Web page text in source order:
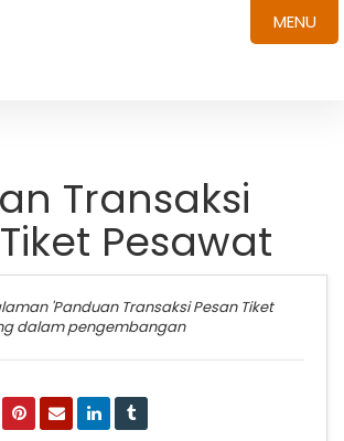
Transaksi
Pesawat
'Panduan Transaksi Pesan Tiket
dalam pengembangan
MENU